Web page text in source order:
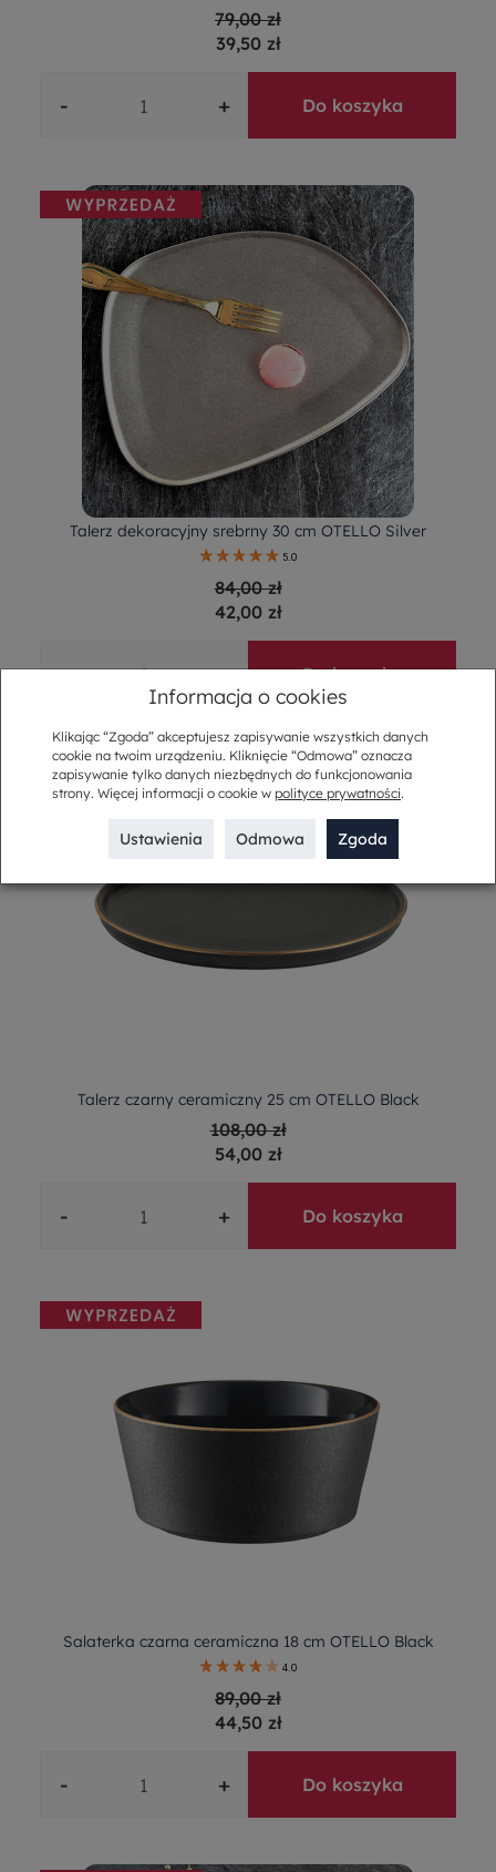
79,00 zł
39,50 zł
- + Do koszyka
Talerz dekoracyjny srebrny 30 cm OTELLO Silver
5.0
84,00 zł
42,00 zł
- + Do koszyka
Talerz czarny ceramiczny 25 cm OTELLO Black
108,00 zł
54,00 zł
- + Do koszyka
Salaterka czarna ceramiczna 18 cm OTELLO Black
4.0
89,00 zł
44,50 zł
- + Do koszyka
Informacja o cookies
Klikając “Zgoda” akceptujesz zapisywanie wszystkich danych
cookie na twoim urządzeniu. Kliknięcie “Odmowa” oznacza
zapisywanie tylko danych niezbędnych do funkcjonowania
strony. Więcej informacji o cookie w polityce prywatności.
Ustawienia Odmowa Zgoda